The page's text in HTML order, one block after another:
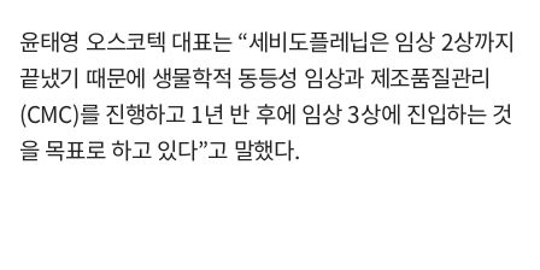
윤태영 오스코텍 대표는 “세비도플레닙은 임상 2상까지
끝냈기 때문에 생물학적 동등성 임상과 제조품질관리
(CMC)를 진행하고 1년 반 후에 임상 3상에 진입하는 것
을 목표로 하고 있다”고 말했다.